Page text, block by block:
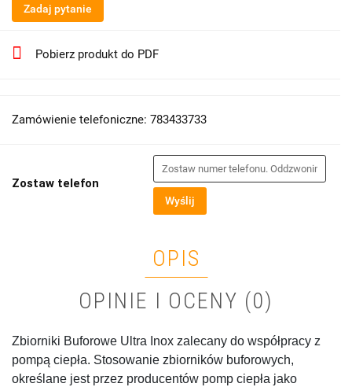
Zadaj pytanie
Pobierz produkt do PDF
Zamówienie telefoniczne: 783433733
Zostaw telefon
Wyślij
OPIS
OPINIE I OCENY (0)
Zbiorniki Buforowe Ultra Inox zalecany do współpracy z
pompą ciepła. Stosowanie zbiorników buforowych,
określane jest przez producentów pomp ciepła jako